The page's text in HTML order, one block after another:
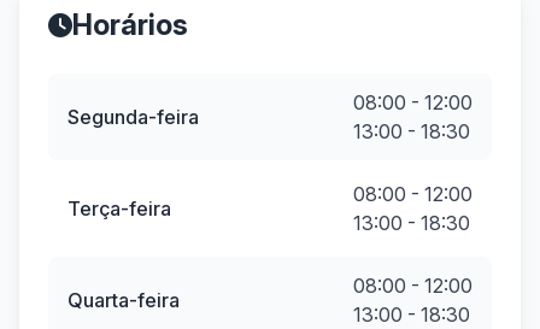
Horários
Segunda-feira
08:00 - 12:00
13:00 - 18:30
Terça-feira
08:00 - 12:00
13:00 - 18:30
Quarta-feira
08:00 - 12:00
13:00 - 18:30